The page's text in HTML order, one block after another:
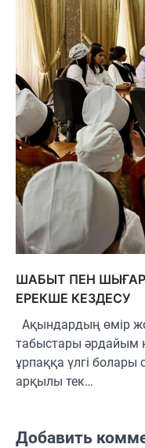
ШАБЫТ ПЕН
ЕРЕКШЕ КЕЗДЕСУ
Ақындардың өмір
табыстары
ұрпаққа үлгі болары
арқылы тек…
Добавить